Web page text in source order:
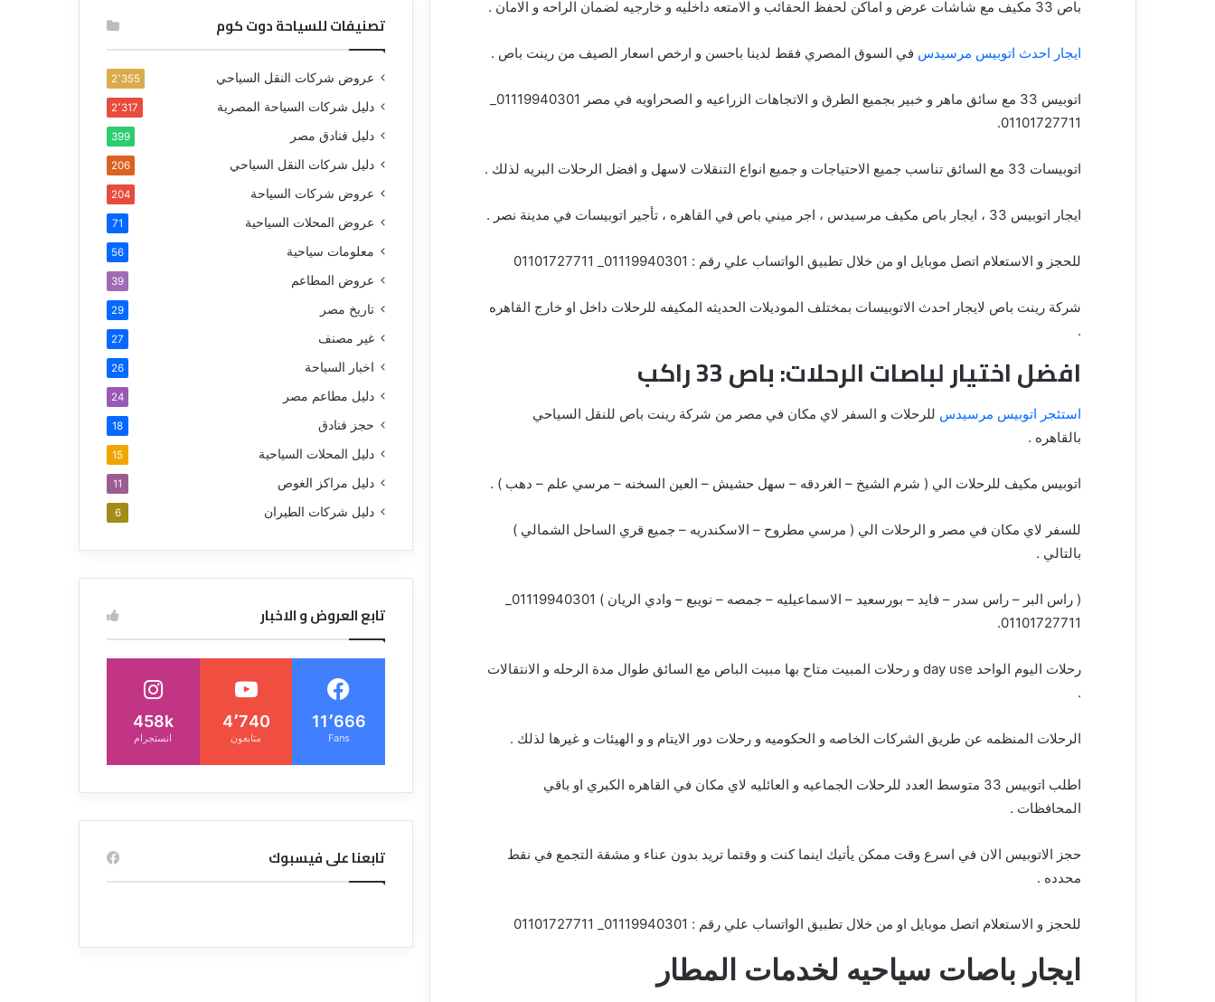
باص 33 مكيف مع شاشات عرض و اماكن لحفظ الحقائب و الامتعه داخليه و خارجيه لضمان الراحه و الامان .
ايجار احدث اتوبيس مرسيدس في السوق المصري فقط لدينا باحسن و ارخص اسعار الصيف من رينت باص .
اتوبيس 33 مع سائق ماهر و خبير بجميع الطرق و الاتجاهات الزراعيه و الصحراويه في مصر
01101727711
.
اتوبيسات 33 مع السائق تناسب جميع الاحتياجات و جميع انواع التنقلات لاسهل و افضل الرحلات البريه لذلك .
ايجار اتوبيس 33 ، ايجار باص مكيف مرسيدس ، اجر ميني باص في القاهره ، تأجير اتوبيسات في مدينة نصر .
للحجز و الاستعلام اتصل موبايل او من خلال تطبيق الواتساب علي رقم : 01119940301_ 01101727711
شركة رينت باص لايجار احدث الاتوبيسات بمختلف الموديلات الحديثه المكيفه للرحلات داخل او خارج القاهره
.
افضل اختيار لباصات الرحلات: باص 33 راكب
استئجر اتوبيس مرسيدس للرحلات و السفر لاي مكان في مصر من شركة رينت باص للنقل السياحي
بالقاهره .
اتوبيس مكيف للرحلات الي ( شرم الشيخ – الغردقه – سهل حشيش – العين السخنه – مرسي علم – دهب ) .
للسفر لاي مكان في مصر و الرحلات الي ( مرسي مطروح – الاسكندريه – جميع قري الساحل الشمالي )
بالتالي .
( راس البر – راس سدر – فايد – بورسعيد – الاسماعيليه – جمصه – نويبع – وادي الريان )
01101727711
.
رحلات اليوم الواحد day use و رحلات المبيت متاح بها مبيت الباص مع السائق طوال مدة الرحله و الانتقالات
.
الرحلات المنظمه عن طريق الشركات الخاصه و الحكوميه و رحلات دور الايتام و و الهيئات و غيرها لذلك .
اطلب اتوبيس 33 متوسط العدد للرحلات الجماعيه و العائليه لاي مكان في القاهره الكبري او باقي
المحافظات .
حجز الاتوبيس الان في اسرع وقت ممكن يأتيك اينما كنت و وقتما تريد بدون عناء و مشقة التجمع في نقط
محدده .
للحجز و الاستعلام اتصل موبايل او من خلال تطبيق الواتساب علي رقم : 01119940301_ 01101727711
ايجار باصات سياحيه لخدمات المطار
تصنيفات للسياحة دوت كوم
عروض شركات النقل السياحي 2٬355
دليل شركات السياحة المصرية 2٬317
دليل فنادق مصر 399
دليل شركات النقل السياحي 206
عروض شركات السياحة 204
عروض المحلات السياحية 71
معلومات سياحية 56
عروض المطاعم 39
تاريخ مصر 29
غير مصنف 27
اخبار السياحة 26
دليل مطاعم مصر 24
حجز فنادق 18
دليل المحلات السياحية 15
دليل مراكز الغوص 11
دليل شركات الطيران 6
تابع العروض و الاخبار
11٬666
Fans
4٬740
متابعون
458k
انستجرام
تابعنا على فيسبوك